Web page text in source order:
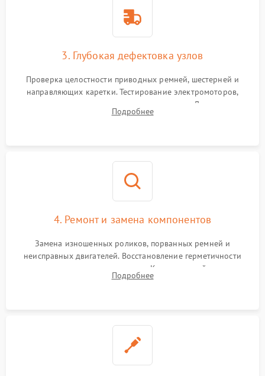
3. Глубокая дефектовка узлов
Проверка целостности приводных ремней, шестерней и
направляющих каретки. Тестирование электромоторов,
электромагнитных клапанов и компрессора. Диагностика
материнской платы, датчиков положения и целостности
Подробнее
4. Ремонт и замена компонентов
Замена изношенных роликов, порванных ремней и
неисправных двигателей. Восстановление герметичности
воздушных подушек и шлангов. Компонентный ремонт
электронных плат, пайка контактов и замена сгоревших
Подробнее